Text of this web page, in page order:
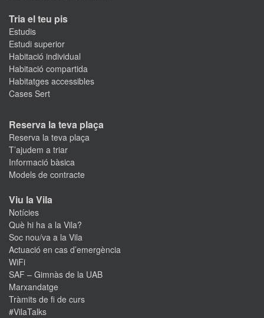
Tria el teu pis
Estudis
Estudi superior
Habitació individual
Habitació compartida
Habitatges accessibles
Cases Sert
Reserva la teva plaça
Reserva la teva plaça
T’ajudem a triar
Informació bàsica
Models de contracte
Viu la Vila
Notícies
Què hi ha a la Vila?
Soc nou/va a la Vila
Actuació en cas d’emergència
WiFi
SAF – Gimnàs de la UAB
Marxandatge
Tràmits de fi de curs
#VilaTalks